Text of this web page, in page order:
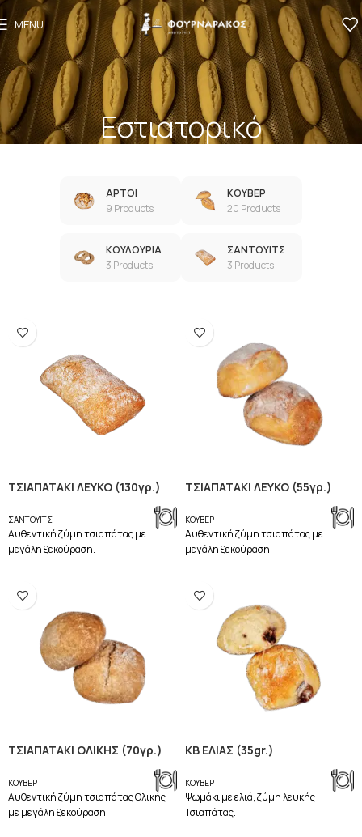
MENU
Eστιατορικό
ΑΡΤΟΙ
9 Products
ΚΟΥΒΕΡ
20 Products
ΚΟΥΛΟΥΡΙΑ
3 Products
ΣΑΝΤΟΥΙΤΣ
3 Products
ΤΣΙΑΠΑΤΑΚΙ ΛΕΥΚΟ (130γρ.)
ΣΑΝΤΟΥΙΤΣ
Aυθεντική ζύμη τσιαπάτας με
μεγάλη ξεκούραση.
ΤΣΙΑΠΑΤΑΚΙ ΛΕΥΚΟ (55γρ.)
ΚΟΥΒΕΡ
Aυθεντική ζύμη τσιαπάτας με
μεγάλη ξεκούραση.
ΤΣΙΑΠΑΤΑΚΙ ΟΛΙΚΗΣ (70γρ.)
ΚΟΥΒΕΡ
Aυθεντική ζύμη τσιαπάτας Ολικής
με μεγάλη ξεκούραση.
ΚΒ ΕΛΙΑΣ (35gr.)
ΚΟΥΒΕΡ
Ψωμάκι με ελιά, ζύμη λευκής
Τσιαπάτας.